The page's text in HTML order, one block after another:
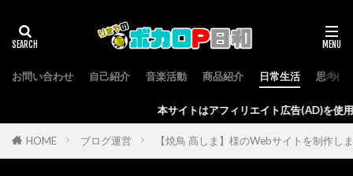
お問い合わせ 自己紹介 音楽活動 商品紹介 日常生活 思考回
本サイトはアフィリエイト広告(AD)を使用しており、発生する収益
HOME ブログ運営 【焼鳥 髙しま】様のWebサイトを制作し